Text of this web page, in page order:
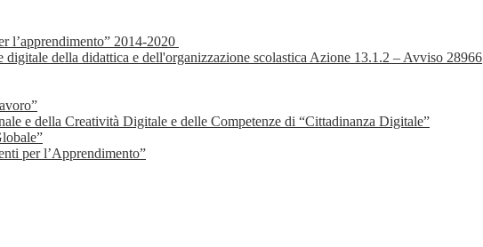
l’apprendimento” 2014-2020
digitale della didattica e dell'organizzazione scolastica Azione 13.1.2 – Avviso 28966
e della Creatività Digitale e delle Competenze di “Cittadinanza Digitale”
per l’Apprendimento”